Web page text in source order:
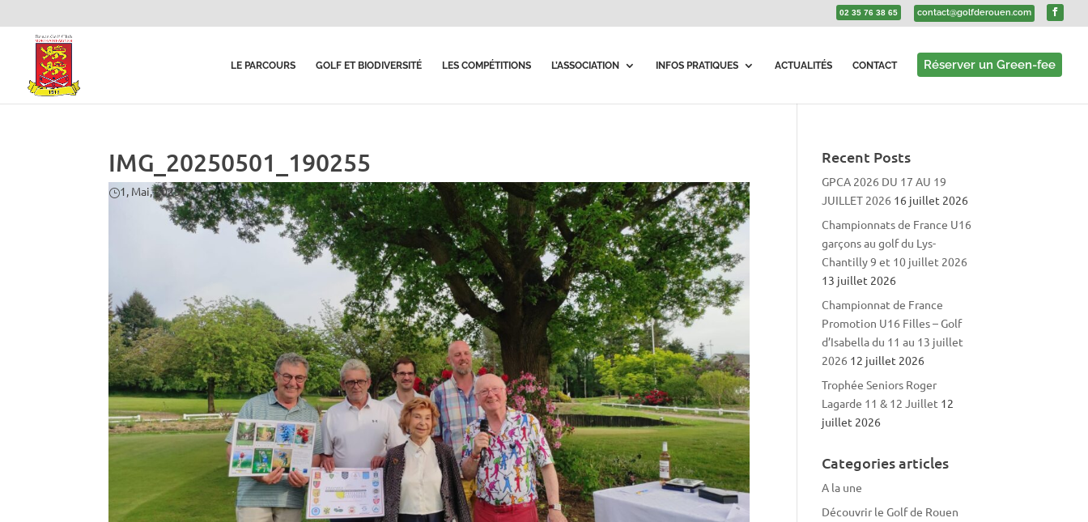
02 35 76 38 65 contact@golfderouen.com
LE PARCOURS GOLF ET BIODIVERSITÉ LES COMPÉTITIONS L’ASSOCIATION INFOS PRATIQUES ACTUALITÉS CONTACT Réserver un Green-fee
IMG_20250501_190255
1, Mai, 2025
Recent Posts
GPCA 2026 DU 17 AU 19
JUILLET 2026 16 juillet 2026
Championnats de France U16
garçons au golf du Lys-
Chantilly 9 et 10 juillet 2026
13 juillet 2026
Championnat de France
Promotion U16 Filles – Golf
d’Isabella du 11 au 13 juillet
2026 12 juillet 2026
Trophée Seniors Roger
Lagarde 11 & 12 Juillet 12
juillet 2026
Categories articles
A la une
Découvrir le Golf de Rouen